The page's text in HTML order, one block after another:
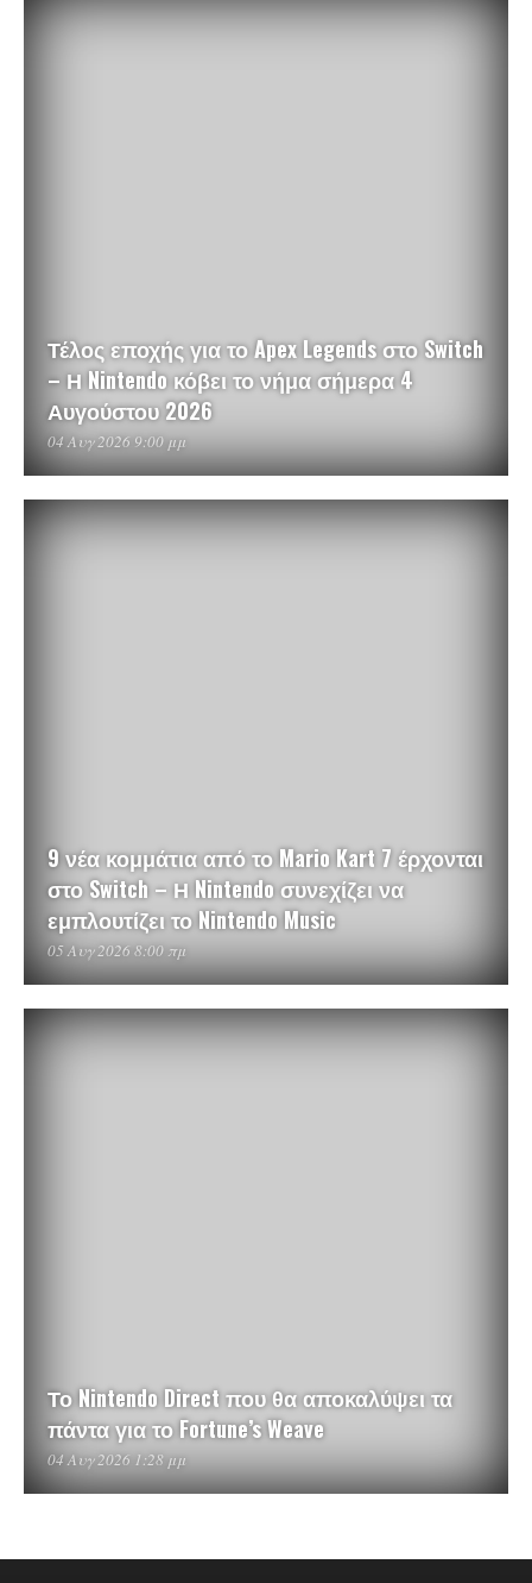
Τέλος εποχής για το Apex Legends στο Switch
– Η Nintendo κόβει το νήμα σήμερα 4
Αυγούστου 2026
04 Αυγ 2026 9:00 μμ
9 νέα κομμάτια από το Mario Kart 7 έρχονται
στο Switch – Η Nintendo συνεχίζει να
εμπλουτίζει το Nintendo Music
05 Αυγ 2026 8:00 πμ
Το Nintendo Direct που θα αποκαλύψει τα
πάντα για το Fortune’s Weave
04 Αυγ 2026 1:28 μμ